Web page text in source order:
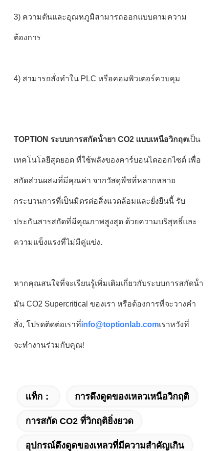
3) ความดันและอุณหภูมิสามารถออกแบบตามความ
ต้องการ
4) สามารถสั่งทําใน PLC หรือคอมพิวเตอร์ควบคุม
TOPTION ระบบการสกัดน้ํายา CO2 แบบเหนือวิกฤตเป็น
เทคโนโลยีสุดยอด ที่ใช้พลังของคาร์บอนไดออกไซด์ เพื่อ
สกัดส่วนผสมที่มีคุณค่า จากวัสดุพืชที่หลากหลาย
กระบวนการที่เป็นมิตรต่อสิ่งแวดล้อมและยั่งยืนนี้ รับ
ประกันสารสกัดที่มีคุณภาพสูงสุด ด้วยความบริสุทธิ์และ
ความแข็งแรงที่ไม่มีคู่แข่ง.
หากคุณสนใจที่จะเรียนรู้เพิ่มเติมเกี่ยวกับระบบการสกัดน้ํา
มัน CO2 Supercritical ของเรา หรือต้องการที่จะวางคํา
สั่ง, โปรดติดต่อเราที่info@toptionlab.comเราหวังที่
จะทํางานร่วมกับคุณ!
แท็ก： การดึงดูดของเหลวเหนือวิกฤติ
การสกัด CO2 ที่วิกฤติยิ่งยวด
อุปกรณ์ดึงดูดของเหลวที่มีความสําคัญเกิน